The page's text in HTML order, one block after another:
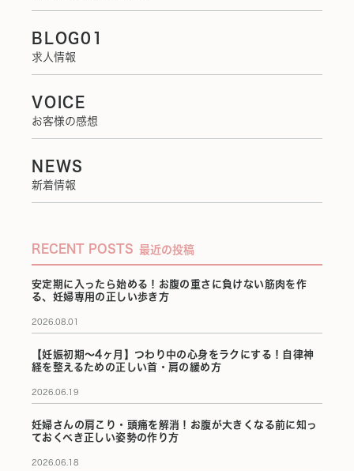
BLOG01
求人情報
VOICE
お客様の感想
NEWS
新着情報
RECENT POSTS 最近の投稿
安定期に入ったら始める！お腹の重さに負けない筋肉を作
る、妊婦専用の正しい歩き方
2026.08.01
【妊娠初期〜4ヶ月】つわり中の心身をラクにする！自律神
経を整えるための正しい首・肩の緩め方
2026.06.19
妊婦さんの肩こり・頭痛を解消！お腹が大きくなる前に知っ
ておくべき正しい姿勢の作り方
2026.06.18